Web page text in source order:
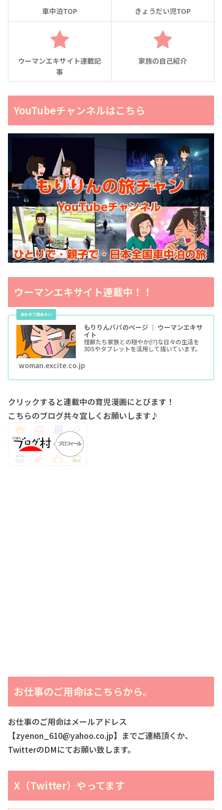
車中泊TOP きょうだい児TOP
ウーマンエキサイト連載記
事
家族の自己紹介
YouTubeチャンネルはこちら
ウーマンエキサイト連載中！！
もりりんパパのページ ｜ ウーマンエキサ
イト
怪獣たち家族との穏やか(!?)な日々の生活を
3DSやタブレットを活用して描いています。
woman.excite.co.jp
クリックすると連載中の育児漫画にとびます！
こちらのブログ共々宜しくお願いします♪
お仕事のご用命はこちらから。
お仕事のご用命はメールアドレス
【zyenon_610@yahoo.co.jp】までご連絡頂くか、
TwitterのDMにてお願い致します。
X（Twitter）やってます